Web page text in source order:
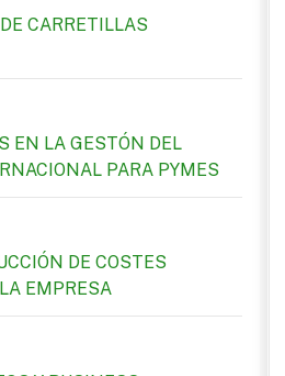
CARRETILLAS
EN LA GESTÓN DEL
PARA PYMES
DE COSTES
EMPRESA